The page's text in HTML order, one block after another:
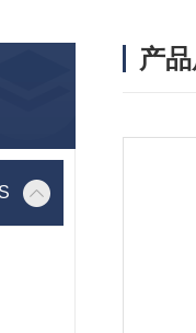
产